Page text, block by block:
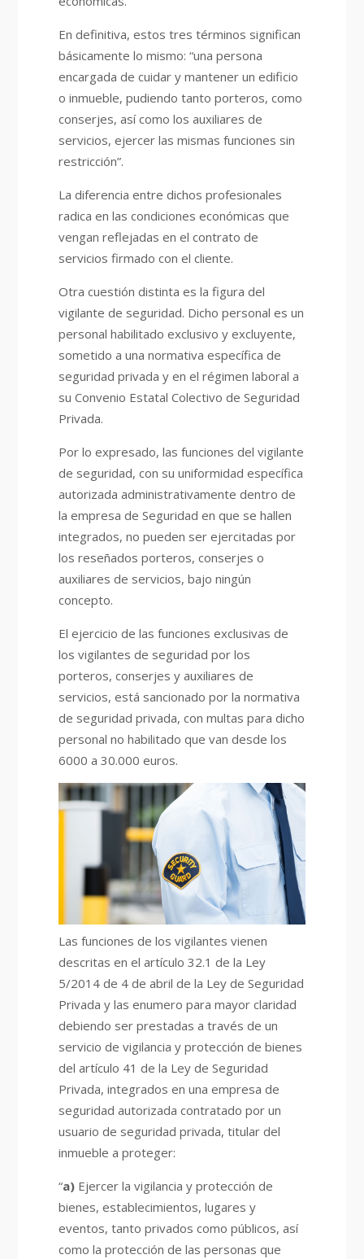
En definitiva, estos tres términos significan
básicamente lo mismo: “una persona
encargada de cuidar y mantener un edificio
o inmueble, pudiendo tanto porteros, como
conserjes, así como los auxiliares de
servicios, ejercer las mismas funciones sin
restricción”.
La diferencia entre dichos profesionales
radica en las condiciones económicas que
vengan reflejadas en el contrato de
servicios firmado con el cliente.
Otra cuestión distinta es la figura del
vigilante de seguridad. Dicho personal es un
personal habilitado exclusivo y excluyente,
sometido a una normativa específica de
seguridad privada y en el régimen laboral a
su Convenio Estatal Colectivo de Seguridad
Privada.
Por lo expresado, las funciones del vigilante
de seguridad, con su uniformidad específica
autorizada administrativamente dentro de
la empresa de Seguridad en que se hallen
integrados, no pueden ser ejercitadas por
los reseñados porteros, conserjes o
auxiliares de servicios, bajo ningún
concepto.
El ejercicio de las funciones exclusivas de
los vigilantes de seguridad por los
porteros, conserjes y auxiliares de
servicios, está sancionado por la normativa
de seguridad privada, con multas para dicho
personal no habilitado que van desde los
6000 a 30.000 euros.
Las funciones de los vigilantes vienen
descritas en el artículo 32.1 de la Ley
5/2014 de 4 de abril de la Ley de Seguridad
Privada y las enumero para mayor claridad
debiendo ser prestadas a través de un
servicio de vigilancia y protección de bienes
del artículo 41 de la Ley de Seguridad
Privada, integrados en una empresa de
seguridad autorizada contratado por un
usuario de seguridad privada, titular del
inmueble a proteger:
“a) Ejercer la vigilancia y protección de
bienes, establecimientos, lugares y
eventos, tanto privados como públicos, así
como la protección de las personas que